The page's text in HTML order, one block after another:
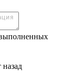
назад